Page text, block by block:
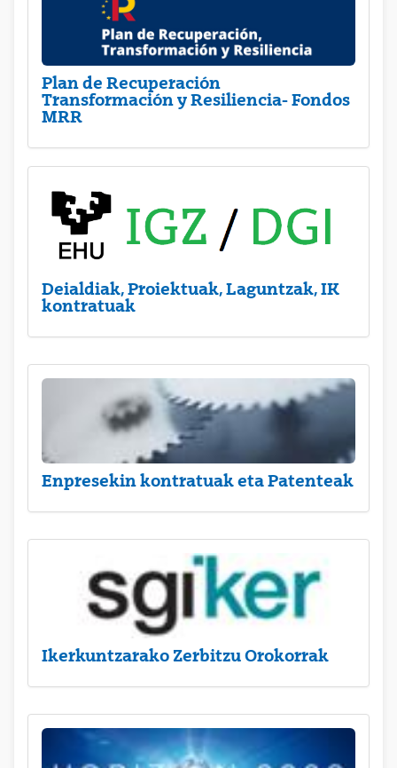
Plan de Recuperación
Transformación y Resiliencia- Fondos
MRR
Deialdiak, Proiektuak, Laguntzak, IK
kontratuak
Enpresekin kontratuak eta Patenteak
Ikerkuntzarako Zerbitzu Orokorrak